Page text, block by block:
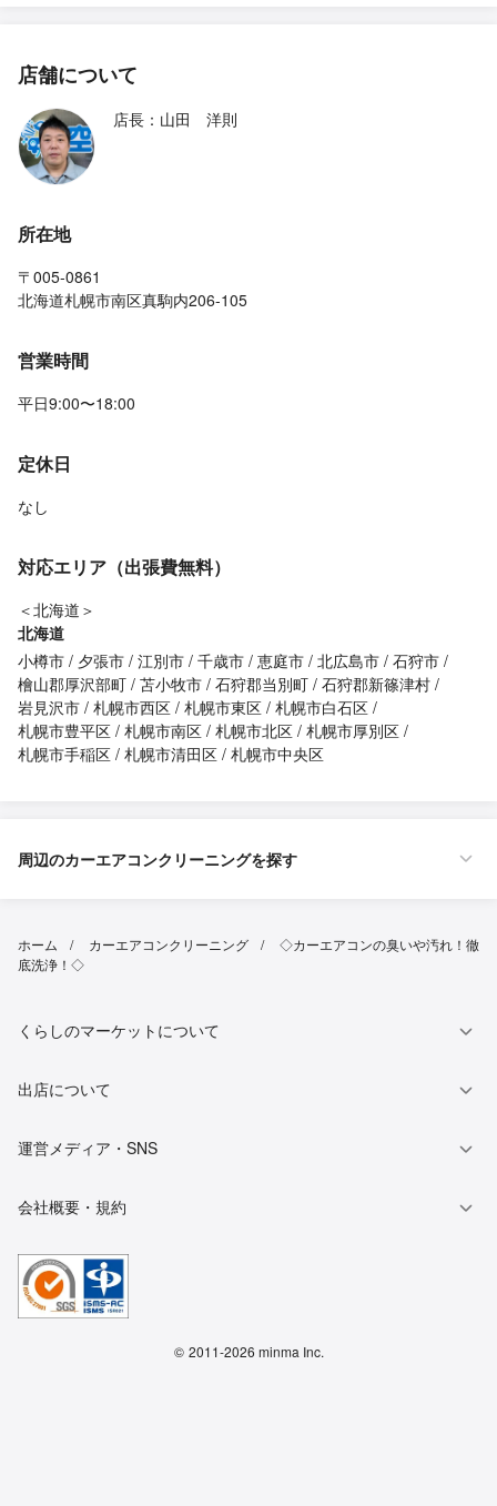
店舗について
店長：山田 洋則
所在地
〒005-0861
北海道札幌市南区真駒内206-105
営業時間
平日9:00〜18:00
定休日
なし
対応エリア（出張費無料）
＜北海道＞
北海道
小樽市
夕張市 江別市 千歳市 恵庭市 北広島市 石狩市
檜山郡厚沢部町 苫小牧市 石狩郡当別町 石狩郡新篠津村
岩見沢市 札幌市西区 札幌市東区 札幌市白石区
札幌市豊平区 札幌市南区 札幌市北区 札幌市厚別区
札幌市手稲区 札幌市清田区 札幌市中央区
周辺のカーエアコンクリーニングを探す
ホーム カーエアコンクリーニング
◇カーエアコンの臭いや汚れ！徹
底洗浄！◇
くらしのマーケットについて
出店について
運営メディア・SNS
会社概要・規約
© 2011-2026 minma Inc.